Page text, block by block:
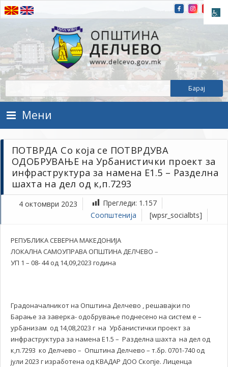
Прескокнете на содржината
Општина Делчево
Општина Делчево
Мени
ПОТВРДА Со која се ПОТВРДУВА
ОДОБРУВАЊЕ на Урбанистички проект за
инфраструктура за намена Е1.5 – Разделна
шахта на дел од к,п.7293
4 октомври 2023 Прегледи: 1.157
Соопштенија
[wpsr_socialbts]
РЕПУБЛИКА СЕВЕРНА МАКЕДОНИЈА
ЛОКАЛНА САМОУПРАВА ОПШТИНА ДЕЛЧЕВО –
УП 1 – 08- 44 од 14,09,2023 година
Градоначалникот на Општина Делчево , решавајки по
Барање за заверка- одобрување поднесено на систем е –
урбанизам од 14,08,2023 г на Урбанистички проект за
инфраструктура за намена Е1.5 – Разделна шахта на дел од
к,п.7293 ко Делчево – Општина Делчево – т.бр. 0701-740 од
јули 2023 г изработена од КВАДАР ДОО Скопје. Лиценца